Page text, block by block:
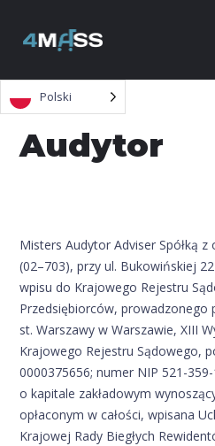
Audytor
Misters Audytor Adviser Spółką
(02–703), przy ul. Bukowińskiej
wpisu do Krajowego Rejestru
Przedsiębiorców, prowadzonego
st. Warszawy w Warszawie, XIII
Krajowego Rejestru Sądowego,
0000375656; numer NIP 521-
o kapitale zakładowym
opłaconym w całości, wpisana
Krajowej Rady Biegłych
Polski